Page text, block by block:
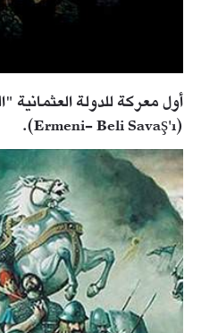
(Ermeni- Beli Savaş'ı).